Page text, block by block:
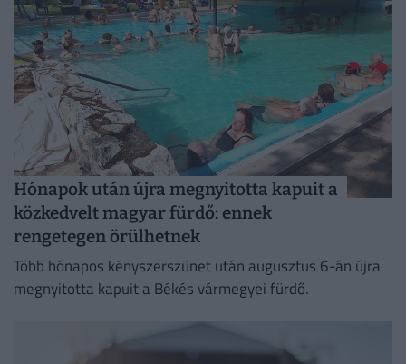
Hónapok után újra megnyitotta kapuit a
közkedvelt magyar fürdő: ennek
rengetegen örülhetnek
Több hónapos kényszerszünet után augusztus 6-án újra
megnyitotta kapuit a Békés vármegyei fürdő.